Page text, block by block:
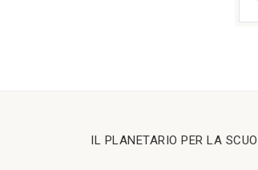
IL PLANETARIO PER LA